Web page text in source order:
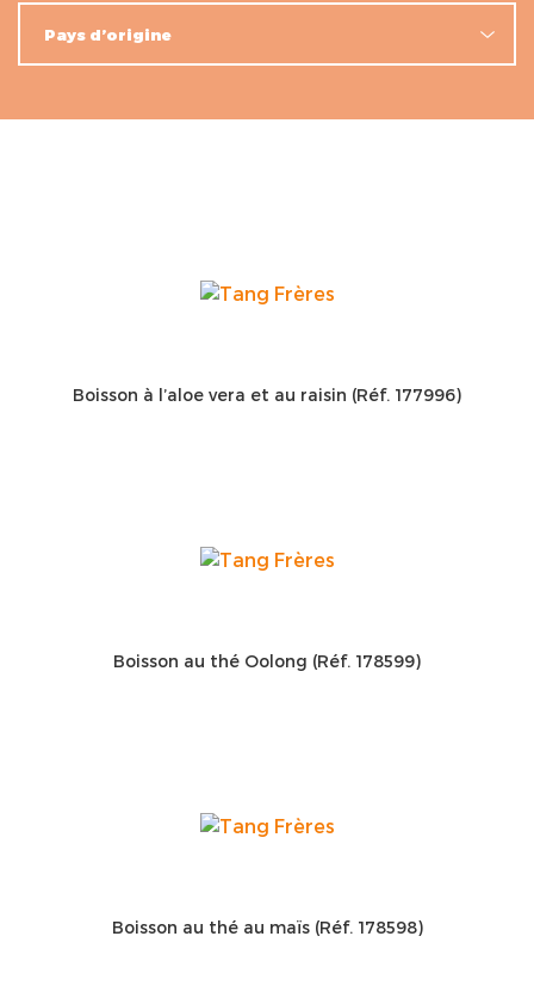
Boisson à l’aloe vera et au raisin (Réf. 177996)
Boisson au thé Oolong (Réf. 178599)
Boisson au thé au maïs (Réf. 178598)